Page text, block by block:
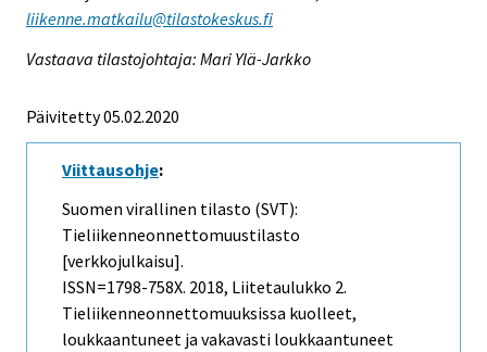
liikenne.matkailu@tilastokeskus.fi
Vastaava tilastojohtaja: Mari Ylä-Jarkko
Päivitetty 05.02.2020
Viittausohje:
Suomen virallinen tilasto (SVT):
Tieliikenneonnettomuustilasto
[verkkojulkaisu].
ISSN=1798-758X. 2018, Liitetaulukko 2.
Tieliikenneonnettomuuksissa kuolleet,
loukkaantuneet ja vakavasti loukkaantuneet